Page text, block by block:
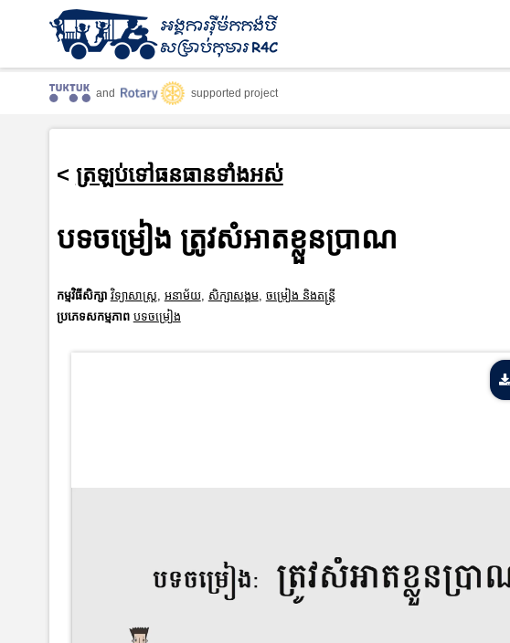
and supported project
< ត្រឡប់ទៅធនធានទាំងអស់
បទចម្រៀង ត្រូវសំអាតខ្លួនប្រាណ
កម្មវិធីសិក្សា វិទ្យាសាស្រ្ត អនាម័យ, សិក្សាសង្គម, ចម្រៀង និងតន្ត្រី
ប្រភេទសកម្មភាព បទចម្រៀង